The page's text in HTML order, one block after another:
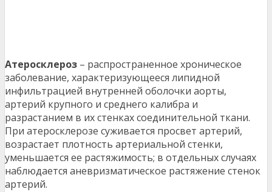
Атеросклероз – распространенное хроническое
заболевание, характеризующееся липидной
инфильтрацией внутренней оболочки аорты,
артерий крупного и среднего калибра и
разрастанием в их стенках соединительной ткани.
При атеросклерозе суживается просвет артерий,
возрастает плотность артериальной стенки,
уменьшается ее растяжимость; в отдельных случаях
наблюдается аневризматическое растяжение стенок
артерий.